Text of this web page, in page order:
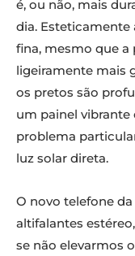
é, ou não, mais
dia.
fina, mesmo que a
ligeiramente mais
os pretos são
um painel
problema
luz solar direta.
O novo telefone
altifalantes
se não elevarmos